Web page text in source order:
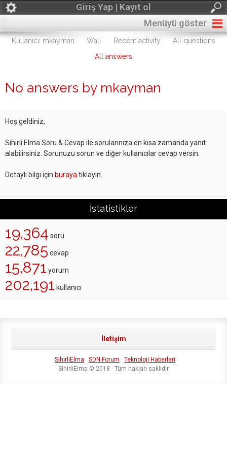
Giriş Yap | Kayıt ol
Menüyü göster
Kullanıcı: mkayman Wall Recent activity
All questions
All answers
No answers by mkayman
Hoş geldiniz,
Sihirli Elma Soru & Cevap ile sorularınıza en kısa zamanda yanıt
alabilirsiniz. Sorunuzu sorun ve diğer kullanıcılar cevap versin.
Detaylı bilgi için buraya tıklayın.
İstatistikler
19,364 soru
22,785 cevap
15,871 yorum
202,191 kullanıcı
İletişim
SihirliElma SDN Forum
Teknoloji Haberleri
SihirliElma © 2018 - Tüm hakları saklıdır